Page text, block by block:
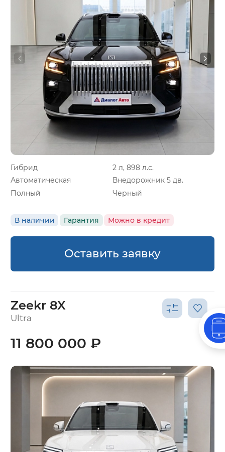
Гибрид
2 л, 898 л.с.
Автоматическая
Внедорожник 5 дв.
Полный
Черный
В наличии Гарантия Можно в кредит
Оставить заявку
Zeekr 8X
Ultra
11 800 000 ₽